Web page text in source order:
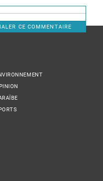
CE COMMENTAIRE